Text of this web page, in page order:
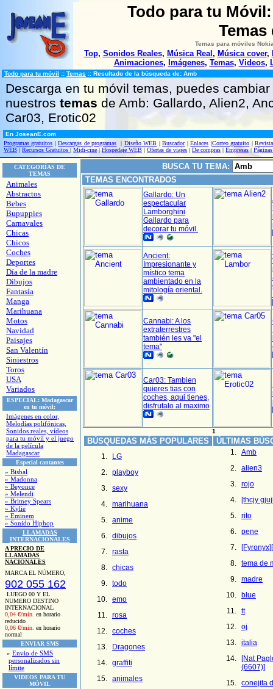
Todo para tu
Temas
Temas para móviles
Top, Sonidos Reales, Música Real , Música cover,
Animaciones, Imágenes, Temas, Videos,
Todo para tu móvil :: Temas :: Resultado de la búsqueda de: Amb
Descarga en tu móvil temas, puedes
nuestros temas de Amb: Gallardo, Alien2,
Car03, Erotic02
En JoseanE.com
Programas gratuitos |Descargas de programas | Diseño WEB |Buscador|Enlaces |Correo gratuito |
WEB | Recursos Gratuitos | Midi-cine| Hospedaje WEB | Ofertas de viajes | De compras | Empresas |
BUSCA TU TEMA:
TEMAS ENCONTRADOS
Gallardo: Un
espectacular
Lamborghini
Gallardo para
decorar tu móvil.
Ancient:
Impresionante y
místico tema
ambientado en la
mitología oriental.
Cannabi: A los
extraterrestres
también les va "el
tema"
Car03: Tambien
quieres tias con
coches, aqui tienes,
disfrutalo al maximo
1
BÚSQUEDAS MÁS POPULARES ÚLTIMAS
LG
playboy
sexy
marihuana
anime
dibujos
rasta
chicas
todo
emo
rosa
coches
Dragones
graffiti
animales
Amb
alien3
rojo
[thcjy
rito
pene
tema de
madre
blue
tt
oj
italia
[Nat
(6607)]
conejita
CATEGORÍAS DE
TEMAS
Animales
Abstractos
Bebes
Bupuppies
Carnavales
Chicas
Chicos
Coches
Deportes
Día de la madre
Dibujos
Fantasía
Manga
Marihuana
Motos
Navidad
Paisajes
San Valentín
Siniestros
Toros
USA
Variados
ESPECIAL: Madagascar
en tu móvil:
Imágenes en color,
Melodías polifónicas,
Sonidos reales, vídeos
para tu móvil y el juego
de la película
Madagascar
Especial cantantes
» Bisbal
» Madonna
» Beyonce
» Melendi
» Britney Spears
» Kylie
» Eminem
» Sonido Hiphop
LLAMADAS
INTERNACIONALES
A PRECIO DE
LLAMADAS
NACIONALES
MARCA EL NÚMERO,
902 055 162
LUEGO 00 Y EL
NUMERO DESTINO
INTERNACIONAL
0,04 €/min. en horario
reducido
0,06 €/min. en horario
normal
ENVIAR SMS
» Envio de SMS
personalizados sin
límite
VIDEOS PARA TU
MÓVIL